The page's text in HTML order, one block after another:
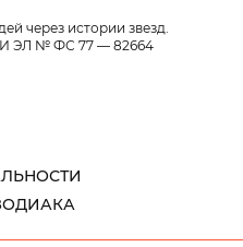
через истории звезд.
ЭЛ № ФС 77 — 82664